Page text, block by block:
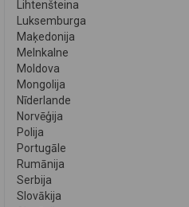
Lihtenšteina
Luksemburga
Maķedonija
Melnkalne
Moldova
Mongolija
Nīderlande
Norvēģija
Polija
Portugāle
Rumānija
Serbija
Slovākija